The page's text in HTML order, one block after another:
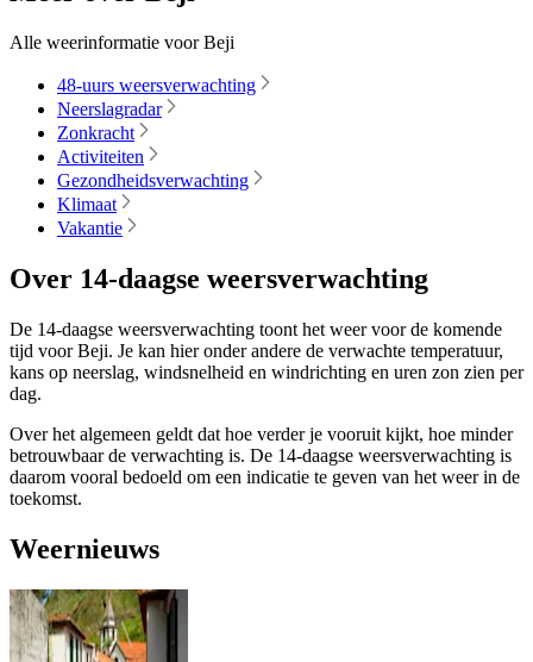
Alle weerinformatie voor Beji
48-uurs weersverwachting
Neerslagradar
Zonkracht
Activiteiten
Gezondheidsverwachting
Klimaat
Vakantie
Over 14-daagse weersverwachting
De 14-daagse weersverwachting toont het weer voor de komende
tijd voor Beji. Je kan hier onder andere de verwachte temperatuur,
kans op neerslag, windsnelheid en windrichting en uren zon zien per
dag.
Over het algemeen geldt dat hoe verder je vooruit kijkt, hoe minder
betrouwbaar de verwachting is. De 14-daagse weersverwachting is
daarom vooral bedoeld om een indicatie te geven van het weer in de
toekomst.
Weernieuws